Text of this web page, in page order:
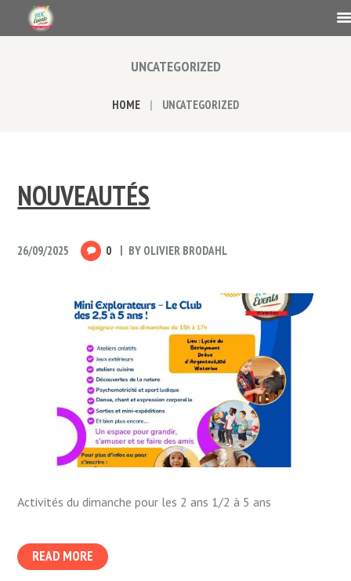
UNCATEGORIZED
HOME UNCATEGORIZED
NOUVEAUTÉS
26/09/2025 0 BY OLIVIER BRODAHL
Activités du dimanche pour les 2 ans 1/2 à 5 ans
READ MORE